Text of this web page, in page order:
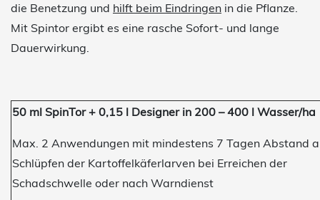
die Benetzung und hilft beim Eindringen in die Pflanze.
Mit Spintor ergibt es eine rasche Sofort- und lange
Dauerwirkung.
50 ml SpinTor + 0,15 l Designer in 200 – 400 l Wasser/ha
Max. 2 Anwendungen mit mindestens 7 Tagen Abstand
Schlüpfen der Kartoffelkäferlarven bei Erreichen der
Schadschwelle oder nach Warndienst